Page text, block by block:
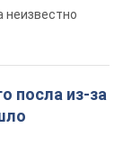
неизвестно
посла из-за